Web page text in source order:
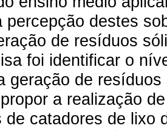
percepção destes
de resíduos
foi identificar o
geração de
a realização
de catadores de lixo